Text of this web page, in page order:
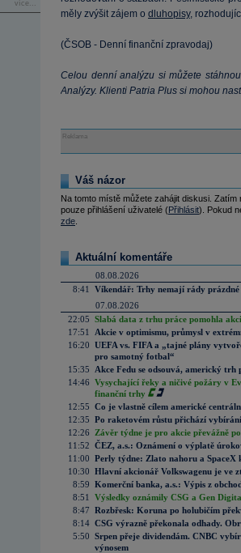
více...
měly zvýšit zájem o dluhopisy,
(ČSOB - Denní finanční zpravodaj)
Celou denní analýzu si můžete
Analýzy. Klienti Patria Plus si mohou
Reklama
Váš názor
Na tomto místě můžete zahájit diskusi.
pouze přihlášení uživatelé (Přihlásit). Pokud
zde
Aktuální komentáře
08.08.2026
8:41
Víkendář: Trhy nemají rády prázdné
07.08.2026
22:05 Slabá data z trhu práce pomohla
17:51
Akcie v optimismu, průmysl v
16:20 UEFA vs. FIFA a „tajné plány
pro samotný fotbal“
15:35
Akce Fedu se odsouvá, americký
14:46 Vysychající řeky a ničivé požáry v
finanční trhy
12:55 Co je vlastně cílem americké
12:35 Po raketovém růstu přichází
12:26
Závěr týdne je pro akcie převážně
11:52 ČEZ, a.s.: Oznámení o výplatě
11:00 Perly týdne: Zlato nahoru a SpaceX
10:30 Hlavní akcionář Volkswagenu je ve
8:59 Komerční banka, a.s.: Výpis z
8:51
Výsledky oznámily CSG a Gen
8:47 Rozbřesk: Koruna po holubičím
8:14 CSG výrazně překonala odhady.
5:50 Srpen přeje dividendám. CNBC
výnosem